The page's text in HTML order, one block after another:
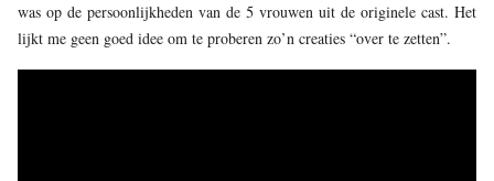
was op de persoonlijkheden van de 5 vrouwen uit de originele cast. Het
lijkt me geen goed idee om te proberen zo’n creaties “over te zetten”.